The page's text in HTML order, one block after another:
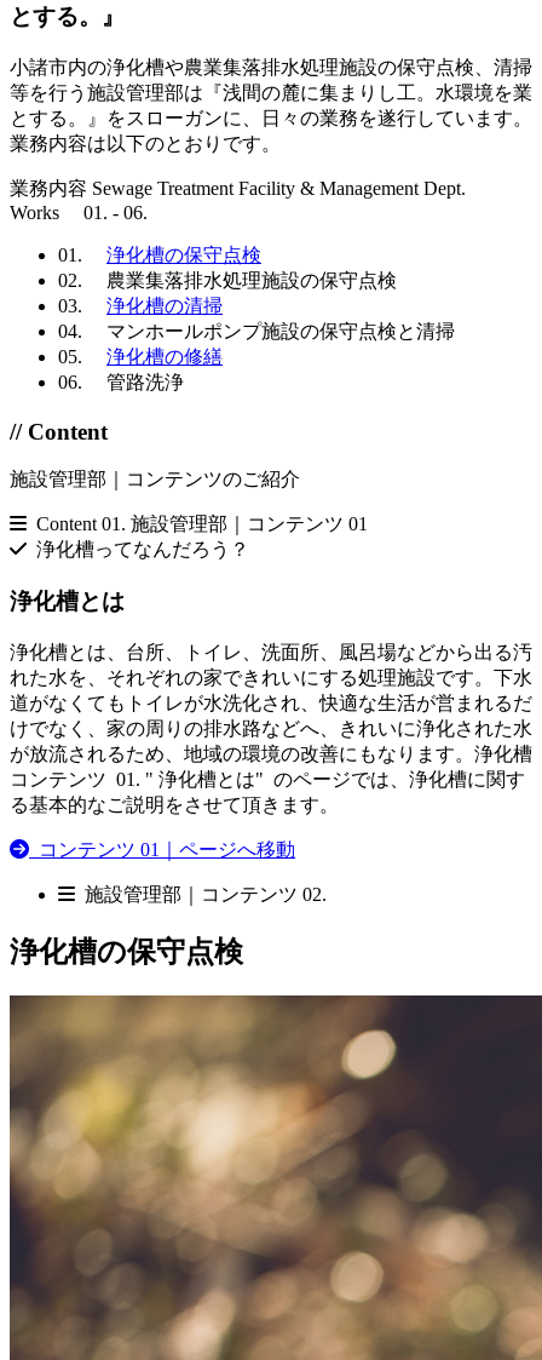
とする。』
小諸市内の浄化槽や農業集落排水処理施設の保守点検、清掃
等を行う施設管理部は『浅間の麓に集まりし工。水環境を業
とする。』をスローガンに、日々の業務を遂行しています。
業務内容は以下のとおりです。
業務内容 Sewage Treatment Facility & Management Dept.
Works 01. - 06.
01. 浄化槽の保守点検
02. 農業集落排水処理施設の保守点検
03. 浄化槽の清掃
04. マンホールポンプ施設の保守点検と清掃
05. 浄化槽の修繕
06. 管路洗浄
// Content
施設管理部｜コンテンツのご紹介
Content 01. 施設管理部｜コンテンツ 01
浄化槽ってなんだろう？
浄化槽とは
浄化槽とは、台所、トイレ、洗面所、風呂場などから出る汚
れた水を、それぞれの家できれいにする処理施設です。下水
道がなくてもトイレが水洗化され、快適な生活が営まれるだ
けでなく、家の周りの排水路などへ、きれいに浄化された水
が放流されるため、地域の環境の改善にもなります。浄化槽
コンテンツ 01. " 浄化槽とは" のページでは、浄化槽に関す
る基本的なご説明をさせて頂きます。
コンテンツ 01｜ページへ移動
施設管理部｜コンテンツ 02.
浄化槽の保守点検